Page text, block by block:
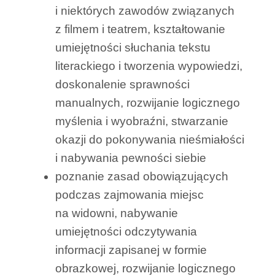
i niektórych zawodów związanych
z filmem i teatrem, kształtowanie
umiejętności słuchania tekstu
literackiego i tworzenia wypowiedzi,
doskonalenie sprawności
manualnych, rozwijanie logicznego
myślenia i wyobraźni, stwarzanie
okazji do pokonywania nieśmiałości
i nabywania pewności siebie
poznanie zasad obowiązujących
podczas zajmowania miejsc
na widowni, nabywanie
umiejętności odczytywania
informacji zapisanej w formie
obrazkowej, rozwijanie logicznego